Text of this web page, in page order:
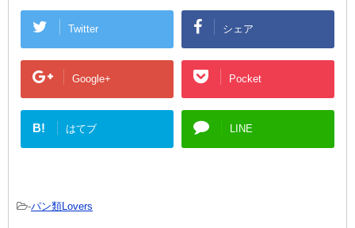
Twitter シェア
Google+ Pocket
B! はてブ LINE
-パン類Lovers